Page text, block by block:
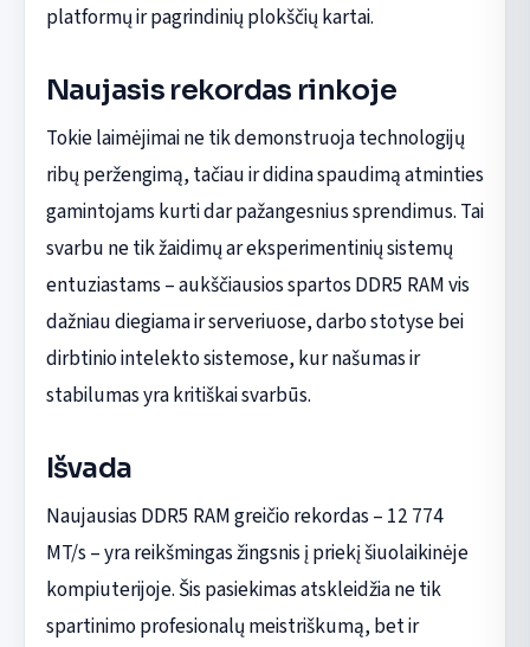
platformų ir pagrindinių plokščių kartai.
Naujasis rekordas rinkoje
Tokie laimėjimai ne tik demonstruoja technologijų
ribų peržengimą, tačiau ir didina spaudimą atminties
gamintojams kurti dar pažangesnius sprendimus. Tai
svarbu ne tik žaidimų ar eksperimentinių sistemų
entuziastams – aukščiausios spartos DDR5 RAM vis
dažniau diegiama ir serveriuose, darbo stotyse bei
dirbtinio intelekto sistemose, kur našumas ir
stabilumas yra kritiškai svarbūs.
Išvada
Naujausias DDR5 RAM greičio rekordas – 12 774
MT/s – yra reikšmingas žingsnis į priekį šiuolaikinėje
kompiuterijoje. Šis pasiekimas atskleidžia ne tik
spartinimo profesionalų meistriškumą, bet ir